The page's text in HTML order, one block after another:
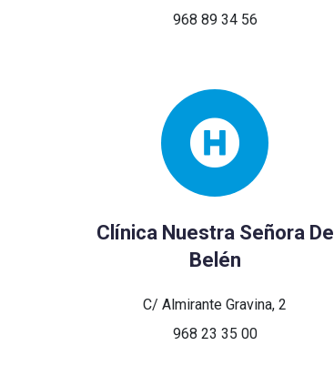
968 89 34 56
Clínica Nuestra Señora De
Belén
C/ Almirante Gravina, 2
968 23 35 00